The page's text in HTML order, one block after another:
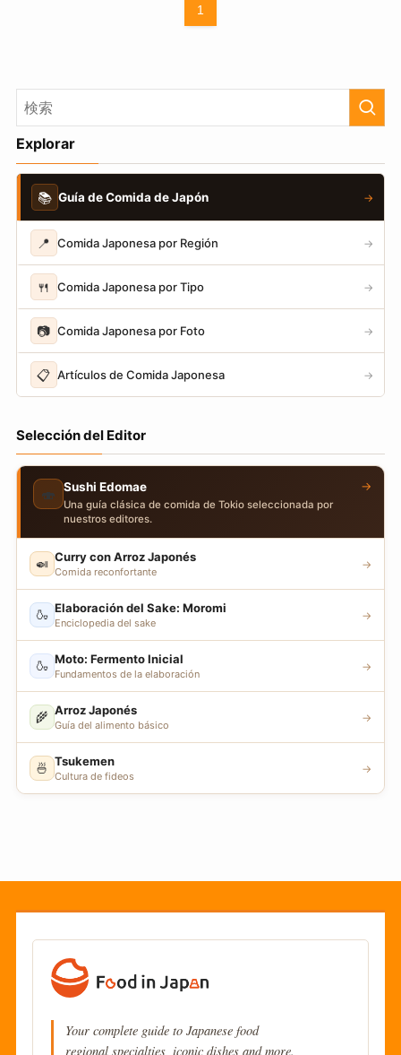
1
Explorar
📚 Guía de Comida de Japón →
📍 Comida Japonesa por Región →
🍴 Comida Japonesa por Tipo →
📷 Comida Japonesa por Foto →
📋 Artículos de Comida Japonesa →
Selección del Editor
🍣 Sushi Edomae
Una guía clásica de comida de Tokio seleccionada por
nuestros editores.
→
🍛 Curry con Arroz Japonés
Comida reconfortante
→
🍶 Elaboración del Sake: Moromi
Enciclopedia del sake
→
🍶 Moto: Fermento Inicial
Fundamentos de la elaboración
→
🌾 Arroz Japonés
Guía del alimento básico
→
🍜 Tsukemen
Cultura de fideos
→
Your complete guide to Japanese food
regional specialties, iconic dishes and more.